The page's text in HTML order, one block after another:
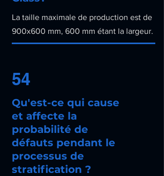
La taille maximale de production est de
900x600 mm, 600 mm étant la largeur.
54
Qu'est-ce qui cause
et affecte la
probabilité de
défauts pendant le
processus de
stratification ?